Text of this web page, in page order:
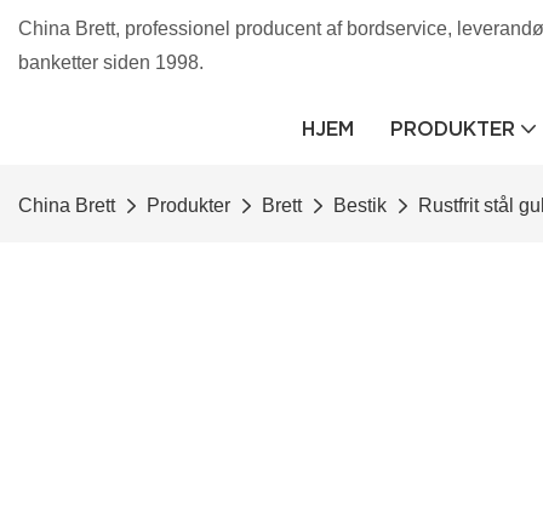
China Brett, professionel producent af bordservice,
banketter siden 1998.
HJEM PRODUKTER
China Brett Produkter Brett Bestik Rustfrit stål